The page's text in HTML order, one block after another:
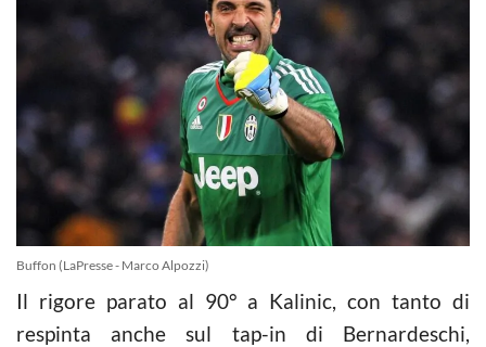
Buffon (LaPresse - Marco Alpozzi)
Il rigore parato al 90° a Kalinic, con tanto di
respinta anche sul tap-in di Bernardeschi,